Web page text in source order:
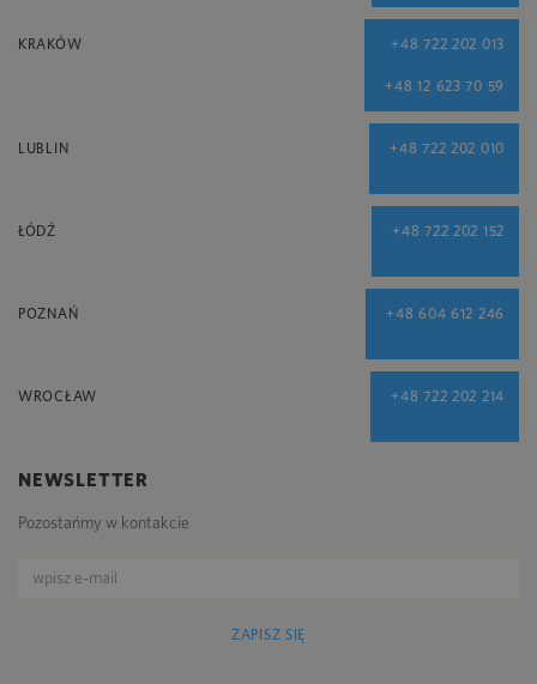
KRAKÓW +48 722 202 013
+48 12 623 70 59
LUBLIN +48 722 202 010
ŁÓDŹ +48 722 202 152
POZNAŃ +48 604 612 246
WROCŁAW +48 722 202 214
NEWSLETTER
Pozostańmy w kontakcie
ZAPISZ SIĘ